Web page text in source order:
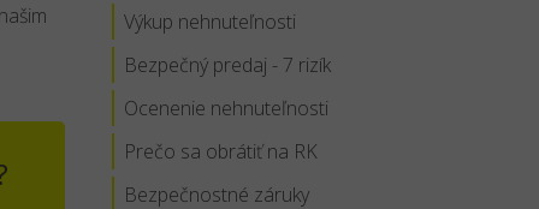
Výkup nehnuteľnosti
Bezpečný predaj - 7 rizík
Ocenenie nehnuteľnosti
Prečo sa obrátiť na RK
Bezpečnostné záruky